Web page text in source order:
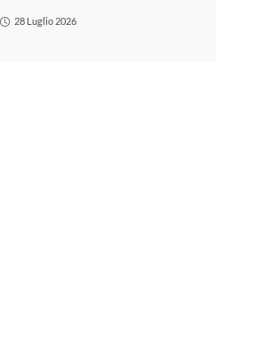
28 Luglio 2026